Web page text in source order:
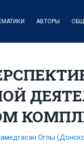
АВТОРЫ
Оглы